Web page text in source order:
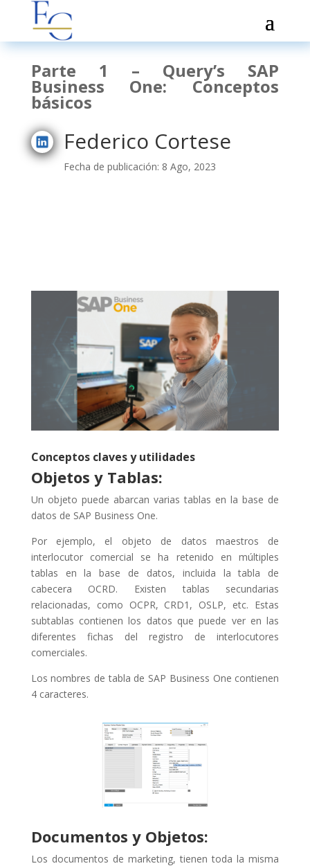
Parte 1 – Query’s SAP
Business One: Conceptos
básicos
Federico Cortese
Fecha de publicación: 8 Ago, 2023
Conceptos claves y utilidades
Objetos y Tablas:
Un objeto puede abarcan varias tablas en la base de
datos de SAP Business One.
Por ejemplo, el objeto de datos maestros de
interlocutor comercial se ha retenido en múltiples
tablas en la base de datos, incluida la tabla de
cabecera OCRD. Existen tablas secundarias
relacionadas, como OCPR, CRD1, OSLP, etc. Estas
subtablas contienen los datos que puede ver en las
diferentes fichas del registro de interlocutores
comerciales.
Los nombres de tabla de SAP Business One contienen
4 caracteres.
Documentos y Objetos:
Los documentos de marketing, tienen toda la misma